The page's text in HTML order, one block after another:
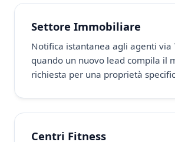
Settore Immobiliare
Notifica istantanea agli agenti via
quando un nuovo lead compila il
richiesta per una proprietà
Centri Fitness